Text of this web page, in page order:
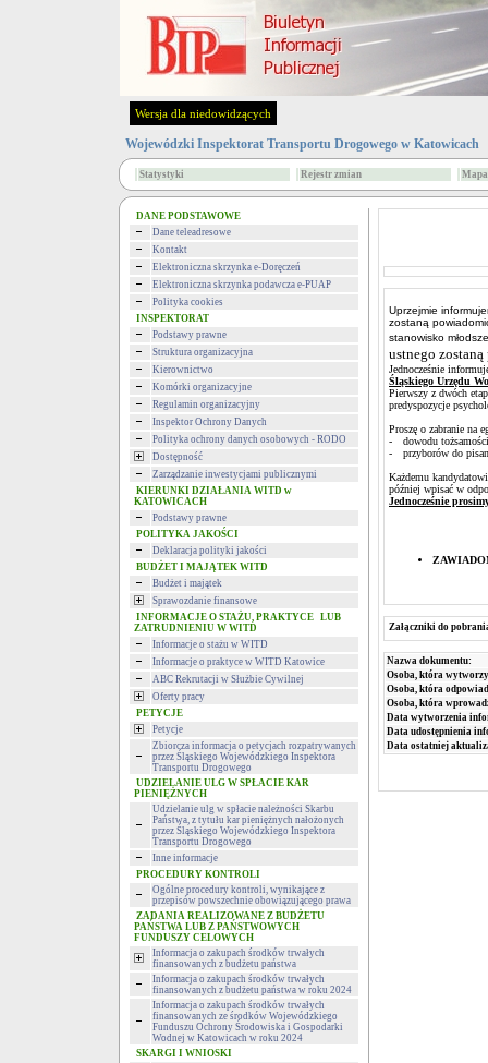
Wersja dla niedowidzących
Wojewódzki Inspektorat Transportu Drogowego w Katowicach
Statystyki Rejestr zmian
DANE PODSTAWOWE
Dane teleadresowe
Kontakt
Elektroniczna skrzynka e-Doręczeń
Elektroniczna skrzynka podawcza e-PUAP
Polityka cookies
INSPEKTORAT
Podstawy prawne
Struktura organizacyjna
Kierownictwo
Komórki organizacyjne
Regulamin organizacyjny
Inspektor Ochrony Danych
Polityka ochrony danych osobowych - RODO
Dostępność
Zarządzanie inwestycjami publicznymi
KIERUNKI DZIAŁANIA WITD w
KATOWICACH
Podstawy prawne
POLITYKA JAKOŚCI
Deklaracja polityki jakości
BUDŻET I MAJĄTEK WITD
Budżet i majątek
Sprawozdanie finansowe
INFORMACJE O STAŻU, PRAKTYCE LUB
ZATRUDNIENIU W WITD
Informacje o stażu w WITD
Informacje o praktyce w WITD Katowice
ABC Rekrutacji w Służbie Cywilnej
Oferty pracy
PETYCJE
Petycje
Zbiorcza informacja o petycjach rozpatrywanych
przez Śląskiego Wojewódzkiego Inspektora
Transportu Drogowego
UDZIELANIE ULG W SPŁACIE KAR
PIENIĘŻNYCH
Udzielanie ulg w spłacie należności Skarbu
Państwa, z tytułu kar pieniężnych nałożonych
przez Śląskiego Wojewódzkiego Inspektora
Transportu Drogowego
Inne informacje
PROCEDURY KONTROLI
Ogólne procedury kontroli, wynikające z
przepisów powszechnie obowiązującego prawa
ZADANIA REALIZOWANE Z BUDŻETU
PAŃSTWA LUB Z PAŃSTWOWYCH
FUNDUSZY CELOWYCH
Informacja o zakupach środków trwałych
finansowanych z budżetu państwa
Informacja o zakupach środków trwałych
finansowanych z budżetu państwa w roku 2024
Informacja o zakupach środków trwałych
finansowanych ze środków Wojewódzkiego
Funduszu Ochrony Środowiska i Gospodarki
Wodnej w Katowicach w roku 2024
SKARGI I WNIOSKI
Uprzejmie
zostaną
stanowisko
ustnego
Jednocześnie
Śląskiego Urzędu
Pierwszy z dwóch
predyspozycje
Proszę o zabranie na
-
dowodu
-
przyborów do
Każdemu
później wpisać w
Jednocześnie
Załączniki do
Nazwa dokumentu:
Osoba, która
Osoba, która
Osoba, która
Data wytworzenia
Data udostępnienia
Data ostatniej